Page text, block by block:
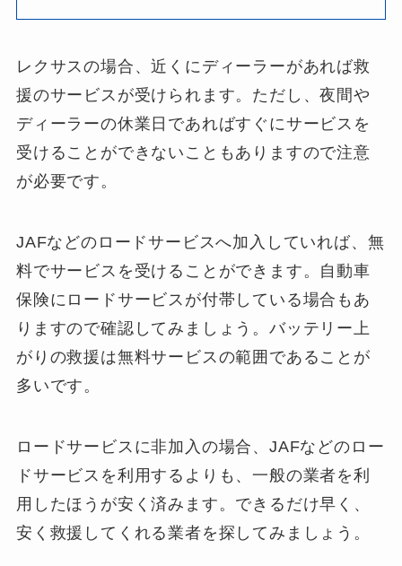
レクサスの場合、近くにディーラーがあれば救
援のサービスが受けられます。ただし、夜間や
ディーラーの休業日であればすぐにサービスを
受けることができないこともありますので注意
が必要です。
JAFなどのロードサービスへ加入していれば、無
料でサービスを受けることができます。自動車
保険にロードサービスが付帯している場合もあ
りますので確認してみましょう。バッテリー上
がりの救援は無料サービスの範囲であることが
多いです。
ロードサービスに非加入の場合、JAFなどのロー
ドサービスを利用するよりも、一般の業者を利
用したほうが安く済みます。できるだけ早く、
安く救援してくれる業者を探してみましょう。